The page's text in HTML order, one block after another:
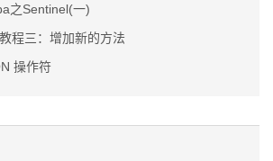
之Sentinel(一)
程三：增加新的方法
操作符